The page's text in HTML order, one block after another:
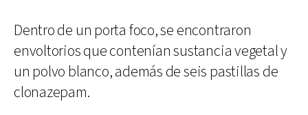
Dentro de un porta foco, se encontraron
envoltorios que contenían sustancia vegetal y
un polvo blanco, además de seis pastillas de
clonazepam.